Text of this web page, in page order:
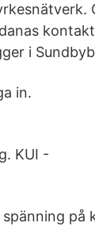
i
in.
KUI -
på